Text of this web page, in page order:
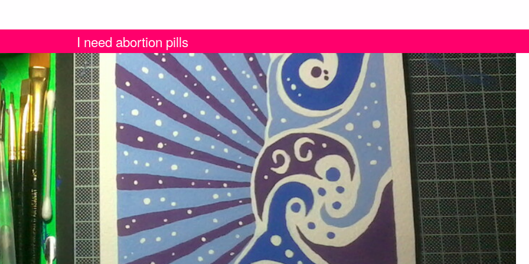
I need abortion pills